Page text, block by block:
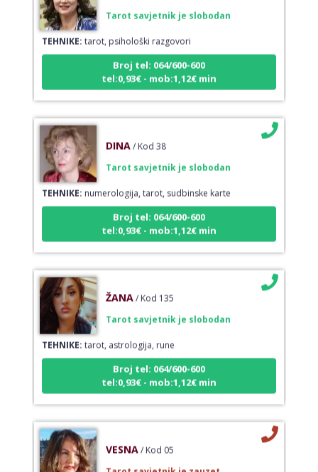
TEHNIKE:tarot, psihološki razgovori
Broj tel: 064/600-600
tel:0,93€ - mob:1,12€ min
TEHNIKE:numerologija, tarot, sudbinske karte
Broj tel: 064/600-600
tel:0,93€ - mob:1,12€ min
TEHNIKE:tarot, astrologija, rune
Broj tel: 064/600-600
tel:0,93€ - mob:1,12€ min